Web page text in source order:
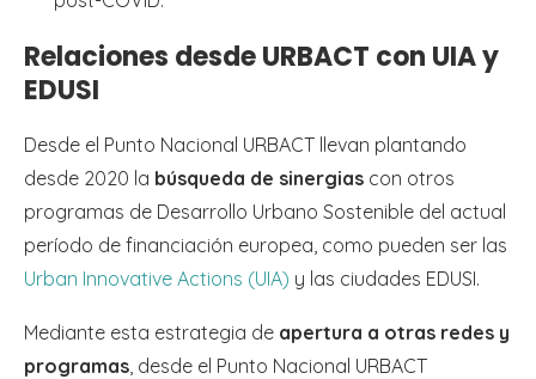
Relaciones desde URBACT con UIA y
EDUSI
Desde el Punto Nacional URBACT llevan plantando
desde 2020 la búsqueda de sinergias con otros
programas de Desarrollo Urbano Sostenible del actual
período de financiación europea, como pueden ser las
Urban Innovative Actions (UIA) y las ciudades EDUSI.
Mediante esta estrategia de apertura a otras redes y
programas , desde el Punto Nacional URBACT